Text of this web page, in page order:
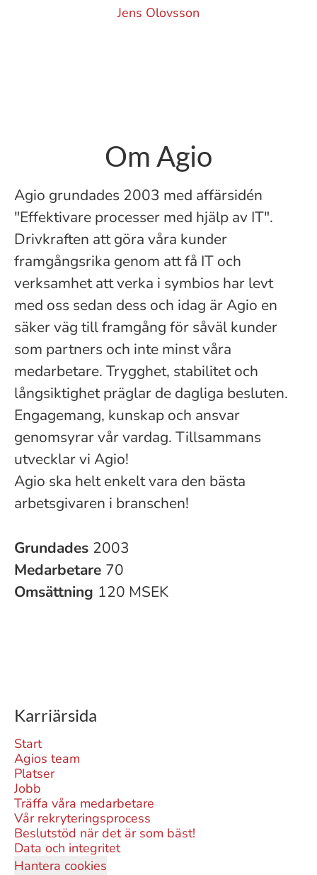
Jens Olovsson
Om Agio
Agio grundades 2003 med affärsidén
"Effektivare processer med hjälp av IT".
Drivkraften att göra våra kunder
framgångsrika genom att få IT och
verksamhet att verka i symbios har levt
med oss sedan dess och idag är Agio en
säker väg till framgång för såväl kunder
som partners och inte minst våra
medarbetare. Trygghet, stabilitet och
långsiktighet präglar de dagliga besluten.
Engagemang, kunskap och ansvar
genomsyrar vår vardag. Tillsammans
utvecklar vi Agio!
Agio ska helt enkelt vara den bästa
arbetsgivaren i branschen!
Grundades 2003
Medarbetare 70
Omsättning 120 MSEK
Karriärsida
Start
Agios team
Platser
Jobb
Träffa våra medarbetare
Vår rekryteringsprocess
Beslutstöd när det är som bäst!
Data och integritet
Hantera cookies